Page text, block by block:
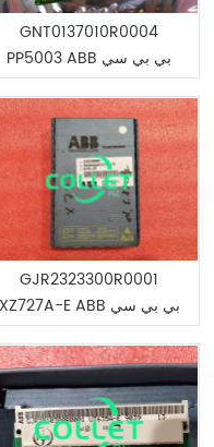
GNT0137010R0004
PP5003 ABB بي بي سي
GJR2323300R0001
XZ727A-E ABB بي بي سي